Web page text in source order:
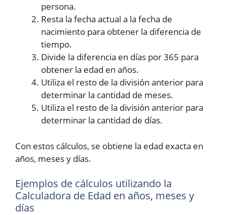
persona.
Resta la fecha actual a la fecha de
nacimiento para obtener la diferencia de
tiempo.
Divide la diferencia en días por 365 para
obtener la edad en años.
Utiliza el resto de la división anterior para
determinar la cantidad de meses.
Utiliza el resto de la división anterior para
determinar la cantidad de días.
Con estos cálculos, se obtiene la edad exacta en
años, meses y días.
Ejemplos de cálculos utilizando la
Calculadora de Edad en años, meses y
días